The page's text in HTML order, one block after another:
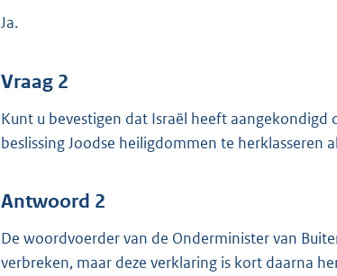
Ja.
Vraag 2
Kunt u bevestigen dat Israël heeft aangekondigd
beslissing Joodse heiligdommen te herklasseren
Antwoord 2
De woordvoerder van de Onderminister van
verbreken, maar deze verklaring is kort daarna